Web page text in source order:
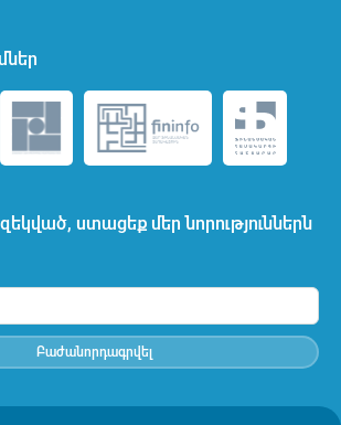
ստացեք մեր նորություններն
Բաժանորդագրվել